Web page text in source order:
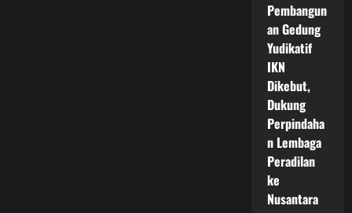
Pembangun
an Gedung
Yudikatif
IKN
Dikebut,
Dukung
Perpindaha
n Lembaga
Peradilan
ke
Nusantara